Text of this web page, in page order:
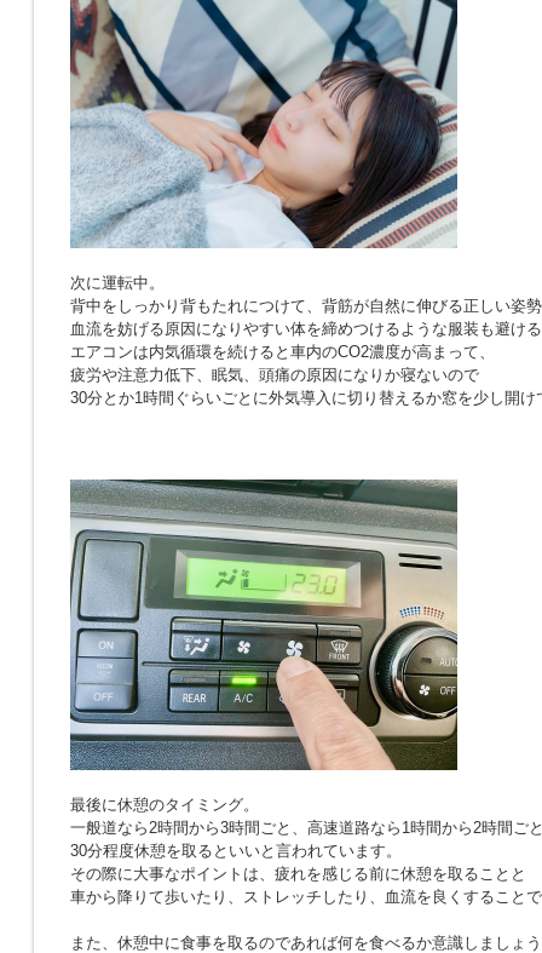
次に運転中。
背中をしっかり背もたれにつけて、背筋が自然に伸びる正しい姿
血流を妨げる原因になりやすい体を締めつけるような服装も避け
エアコンは内気循環を続けると車内のCO2濃度が高まって、
疲労や注意力低下、眠気、頭痛の原因になりか寝ないので
30分とか1時間ぐらいごとに外気導入に切り替えるか窓を少し開け
最後に休憩のタイミング。
一般道なら2時間から3時間ごと、高速道路なら1時間から2時間ご
30分程度休憩を取るといいと言われています。
その際に大事なポイントは、疲れを感じる前に休憩を取ることと
車から降りて歩いたり、ストレッチしたり、血流を良くすること
また、休憩中に食事を取るのであれば何を食べるか意識しましょ